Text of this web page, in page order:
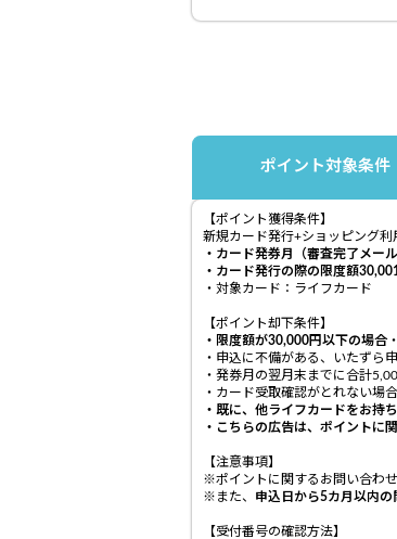
ポイント対象条件
【ポイント獲得条件】
新規カード発行+ショッピング利
・カード発券月（審査完了メー
・ カード発行の際の限度額
・対象カード：ライフカード
【ポイント却下条件】
・限度額が30,000円以下の場合
・申込に不備がある、いたずら
・発券月の翌月末までに合計
・カード受取確認がとれない場
・既に、他ライフカードをお持
・こちらの広告は、ポイントに
【注意事項】
※ポイントに関するお問い合わ
※また、 申込日から5カ月以内の
【受付番号の確認方法】